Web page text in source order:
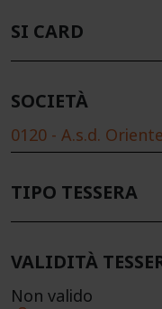
SI CARD
SOCIETÀ
0120 - A.s.d.
TIPO TESSERA
VALIDITÀ
Non valido